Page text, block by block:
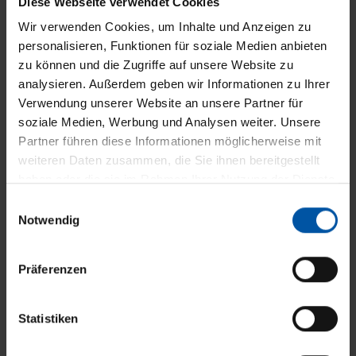
Wir verwenden Cookies, um Inhalte und Anzeigen zu
personalisieren, Funktionen für soziale Medien anbieten
zu können und die Zugriffe auf unsere Website zu
analysieren. Außerdem geben wir Informationen zu Ihrer
Verwendung unserer Website an unsere Partner für
soziale Medien, Werbung und Analysen weiter. Unsere
Partner führen diese Informationen möglicherweise mit
weiteren Daten zusammen, die Sie ihnen bereitgestellt
Notwendig
Präferenzen
Statistiken
können.
Lassen Sie sich inspirieren
Terrassendächer von WAREMA
Zusammenarbeit mit unserem Partner WAREMA,
Sonnenschutzlösungen
„Made in Germany“.
In unserem Video erfahren Sie mehr über die
innovativen Möglichkeiten, die WAREMA